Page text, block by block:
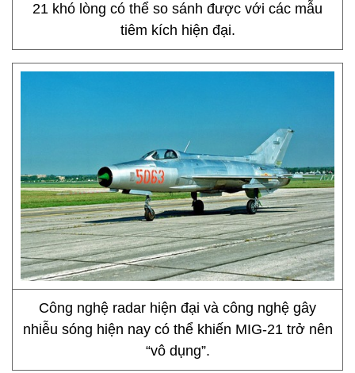
21 khó lòng có thể so sánh được với các mẫu
tiêm kích hiện đại.
Công nghệ radar hiện đại và công nghệ gây
nhiễu sóng hiện nay có thể khiến MIG-21 trở nên
“vô dụng”.